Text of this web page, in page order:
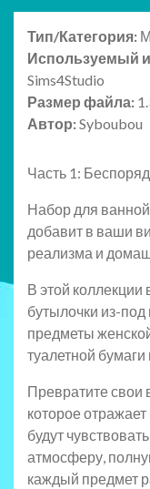
Тип/Категория:
Используемый
Sims4Studio
Размер файла:
Автор:Syboubou
Часть 1:
Набор для
добавит в ваши
реализма и
В этой
бутылочки из-
предметы
туалетной
Превратите свои
которое
будут
атмосферу,
каждый предмет